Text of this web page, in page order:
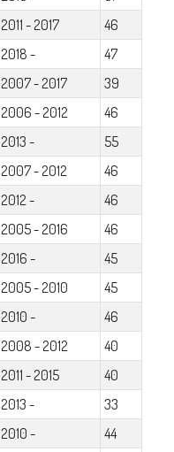
2011 - 2017
46
2018 -
47
2007 - 2017
39
2006 - 2012
46
2013 -
55
2007 - 2012
46
2012 -
46
2005 - 2016
46
2016 -
45
2005 - 2010
45
2010 -
46
2008 - 2012
40
2011 - 2015
40
2013 -
33
2010 -
44